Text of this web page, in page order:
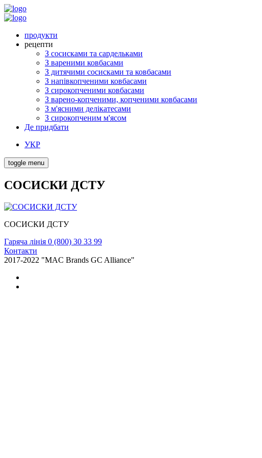
продукти
рецепти
З сосисками та сардельками
З вареними ковбасами
З дитячими сосисками та ковбасами
З напівкопченими ковбасами
З сирокопченими ковбасами
З варено-копченими, копченими ковбасами
З м'ясними делікатесами
З сирокопченим м'ясом
Де придбати
УКР
toggle menu
СОСИСКИ ДСТУ
СОСИСКИ ДСТУ
Гаряча лінія 0 (800) 30 33 99
Контакти
2017-2022 "MAC Brands GC Alliance"